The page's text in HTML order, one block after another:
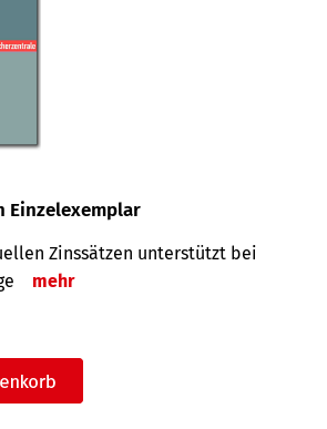
Einzelexemplar
Zinssätzen unterstützt bei
mehr